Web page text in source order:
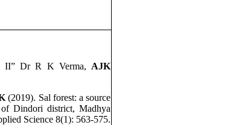
II” Dr R K Verma, AJK
(2019). Sal forest: a source
Dindori district, Madhya
Science 8(1): 563-575.